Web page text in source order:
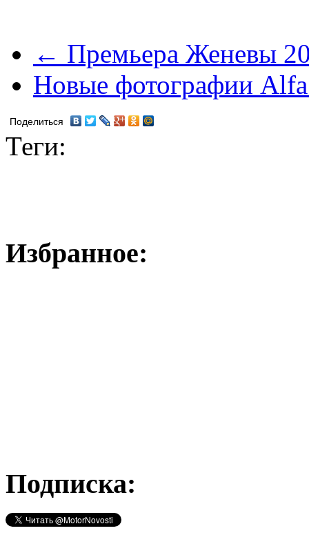
← Премьера Женевы
Новые фотографии
Поделиться
Теги:
Избранное:
Подписка: